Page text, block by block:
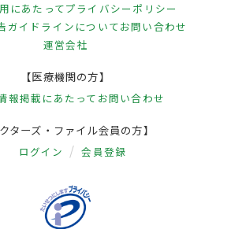
にあたってプライバシーポリシー
ガイドラインについてお問い合わせ
運営会社
【医療機関の方】
報掲載にあたって お問い合わせ
クターズ・ファイル会員の方】
ログイン 会員登録